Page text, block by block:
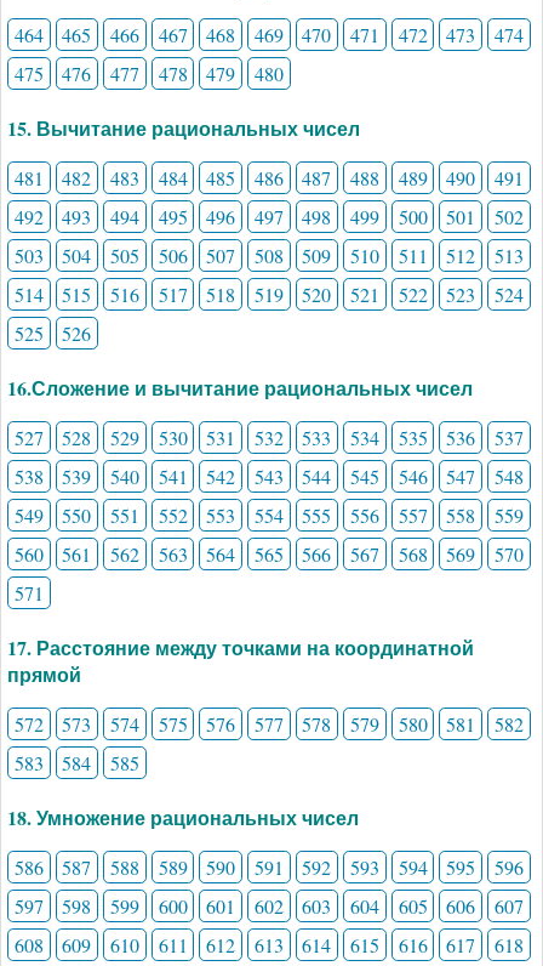
464 465 466 467 468 469 470 471 472 473
474
475
476 477 478 479 480
15. Вычитание рациональных чисел
481 482 483 484 485 486 487 488 489 490
491
492
493 494 495 496 497 498 499 500 501
502
503
504 505 506 507 508 509 510 511 512
513
514
515 516 517 518 519 520 521 522 523
524
525
526
16.Сложение и вычитание рациональных чисел
527 528 529 530 531 532 533 534 535 536
537
538
539 540 541 542 543 544 545 546 547
548
549
550 551 552 553 554 555 556 557 558
559
560
561 562 563 564 565 566 567 568 569
570
571
17. Расстояние между точками на координатной
прямой
572 573 574 575 576 577 578 579 580 581
582
583
584 585
18. Умножение рациональных чисел
586 587 588 589 590 591 592 593 594 595
596
597
598 599 600 601 602 603 604 605 606
607
608
609 610 611 612 613 614 615 616 617 618